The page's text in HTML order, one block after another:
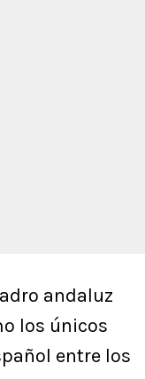
andaluz
los únicos
entre los